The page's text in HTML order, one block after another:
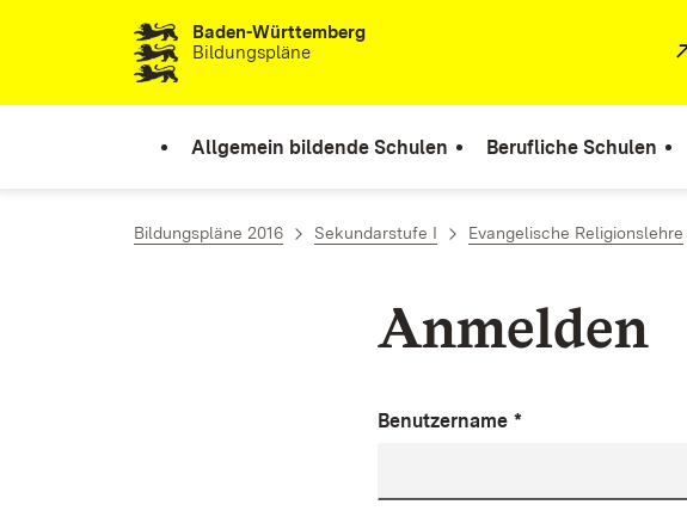
Zum Inhalt springenBaden-Württemberg
Bildungspläne
Allgemein bildende Schulen Berufliche Schulen
Bildungspläne 2016 Sekundarstufe I Evangelische Religionslehre
Anmelden
Benutzername *